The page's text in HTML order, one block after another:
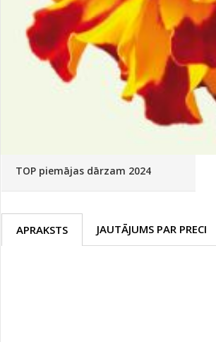
Palīglīdzekļi augu audzēšanai(72)
Klientu Diena
Novatec - izcils mēslošanai arī
sezonas otrajā pusē!
TOP piemājas dārzam 2024
APRAKSTS JAUTĀJUMS PAR PRECI